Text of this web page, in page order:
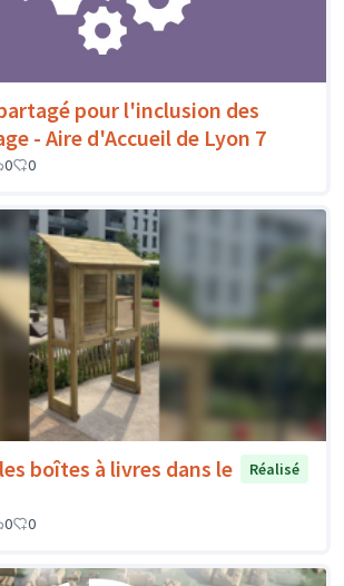
pour l'inclusion des
- Aire d'Accueil de Lyon 7
0 0
boîtes à livres dans le
Réalisé
0 0